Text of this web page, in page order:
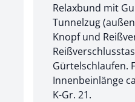
Relaxbund mit
Tunnelzug
Knopf und
Gürtelschlaufen.
Innenbeinlänge
K-Gr. 21.